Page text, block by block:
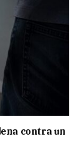
contra un